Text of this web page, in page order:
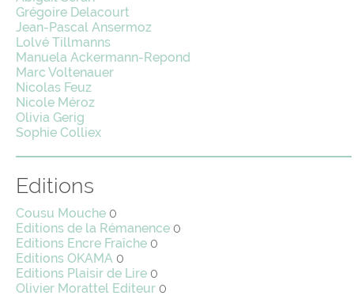
Grégoire Delacourt
Jean-Pascal Ansermoz
Lolvé Tillmanns
Manuela Ackermann-Repond
Marc Voltenauer
Nicolas Feuz
Nicole Méroz
Olivia Gerig
Sophie Colliex
Editions
Cousu Mouche 0
Editions de la Rémanence 0
Editions Encre Fraîche 0
Editions OKAMA 0
Editions Plaisir de Lire 0
Olivier Morattel Editeur 0